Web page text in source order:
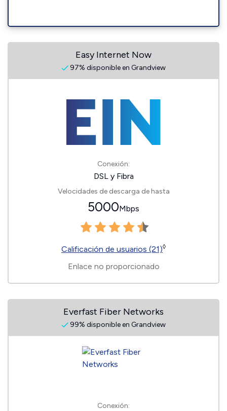
Easy Internet Now
97% disponible en Grandview
Conexión:
DSL y Fibra
Velocidades de descarga de hasta
5000Mbps
Calificación de usuarios (21)◊
Enlace no proporcionado
Everfast Fiber Networks
99% disponible en Grandview
Conexión: